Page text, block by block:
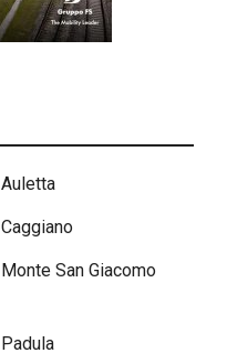
Auletta
Caggiano
Monte San Giacomo
Padula